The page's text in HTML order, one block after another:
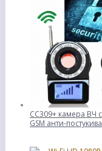
CC309+ камера ВЧ
GSM анти-